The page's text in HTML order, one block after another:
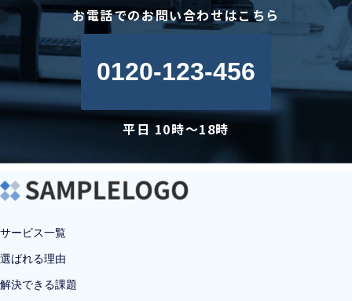
お電話でのお問い合わせはこちら
0120-123-456
平日 10時～18時
サービス一覧
選ばれる理由
解決できる課題